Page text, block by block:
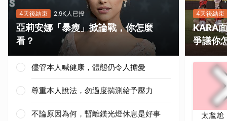
4天後結束 2.9K人已投
亞莉安娜「暴瘦」掀論戰，你怎麼
看？
儘管本人喊健康，體態仍令人擔憂
尊重本人說法，勿過度揣測給予壓力
不論原因為何，暫離鎂光燈休息是好事
4天後結束
KARA
爭議你
太尷尬
取消